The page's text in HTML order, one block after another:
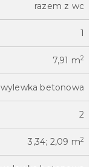
razem z wc
1
7,91 m2
wylewka betonowa
2
3,34; 2,09 m2